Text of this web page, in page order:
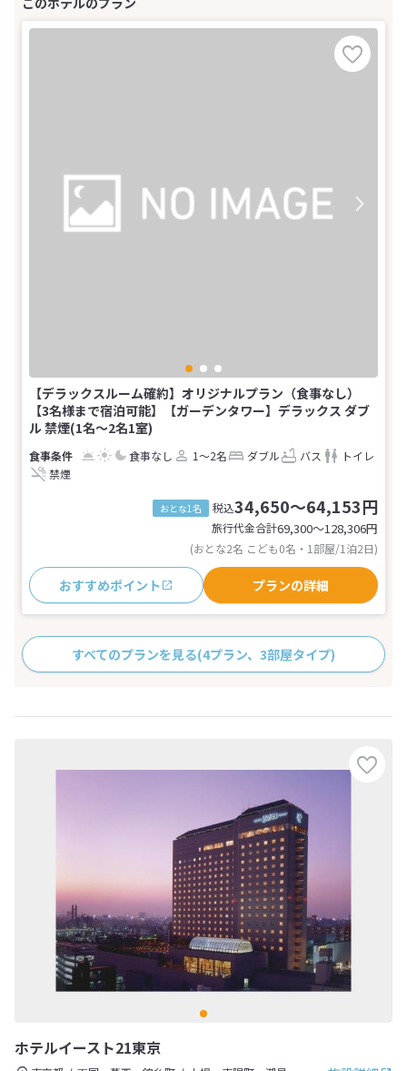
【デラックスルーム確約】オリジナルプラン（食事なし）
【3名様まで宿泊可能】【ガーデンタワー】デラックス ダブ
ル 禁煙(1名～2名1室)
食事なし 1～2名 ダブル バス
トイレ
禁煙
おとな1名 税込34,650～64,153円
旅行代金合計69,300〜128,306円
(おとな2名 こども0名・1部屋/1泊2日)
おすすめポイント プランの詳細
すべてのプランを見る(4プラン、3部屋タイプ)
ホテルイースト21東京